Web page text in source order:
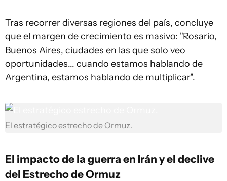
Tras recorrer diversas regiones del país, concluye
que el margen de crecimiento es masivo: "Rosario,
Buenos Aires, ciudades en las que solo veo
oportunidades... cuando estamos hablando de
Argentina, estamos hablando de multiplicar".
El estratégico estrecho de Ormuz.
El impacto de la guerra en Irán y el declive
del Estrecho de Ormuz